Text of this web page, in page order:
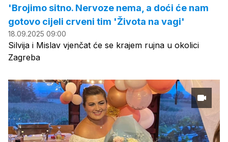
'Brojimo sitno. Nervoze nema, a doći će nam
gotovo cijeli crveni tim 'Života na vagi'
18.09.2025 09:00
Silvija i Mislav vjenčat će se krajem rujna u okolici
Zagreba